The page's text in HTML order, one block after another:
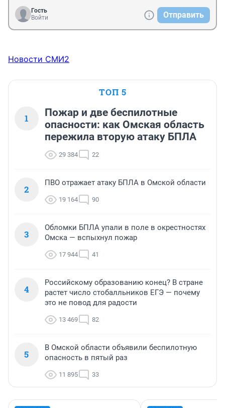
Гость
Войти
Отправить
Новости СМИ2
ТОП 5
1
Пожар и две беспилотные
опасности: как Омская область
пережила вторую атаку БПЛА
29 384 22
2
ПВО отражает атаку БПЛА в Омской области
19 164 90
3
Обломки БПЛА упали в поле в окрестностях
Омска — вспыхнул пожар
17 944 41
4
Российскому образованию конец? В стране
растет число стобалльников ЕГЭ — почему
это не повод для радости
13 469 82
5
В Омской области объявили беспилотную
опасность в пятый раз
11 895 33